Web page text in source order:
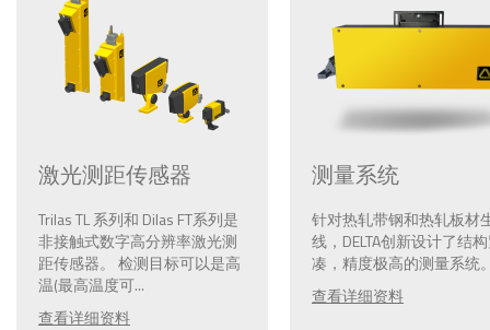
激光测距传感器
Trilas TL 系列和 Dilas FT系列是
非接触式数字高分辨率激光测
距传感器。 检测目标可以是高
温(最高温度可...
查看详细资料
测量系统
针对热轧带钢和热轧板材
线，DELTA创新设计了结
凑，精度极高的测量系统
查看详细资料